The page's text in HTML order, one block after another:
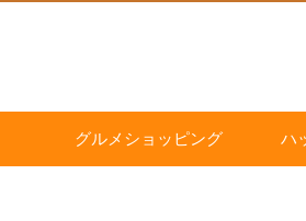
グルメショッピング ハ